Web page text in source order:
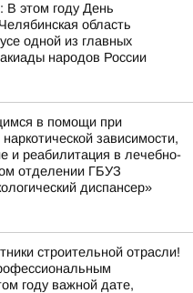
В этом году День
область
одной из главных
народов России
в помощи при
зависимости,
и реабилитация в лечебно-
отделении ГБУЗ
диспансер»
строительной отрасли!
году важной дате,